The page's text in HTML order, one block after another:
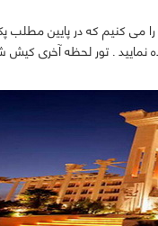
را می کنیم که در پایین مطلب